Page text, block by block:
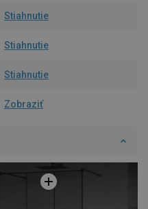
Stiahnutie
Stiahnutie
Stiahnutie
Zobraziť